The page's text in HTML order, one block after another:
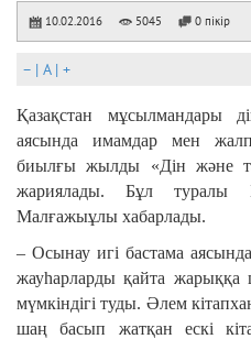
10.02.2016 5045 0 пікір
– | A| +
Қазақстан мұсылмандары
аясында имамдар мен
биылғы жылды «Дін және
жариялады. Бұл
Малғажыұлы хабарлады.
– Осынау игі бастама
жауһарларды қай­та
мүмкіндігі туды. Әлем
шаң басып жатқан ескі